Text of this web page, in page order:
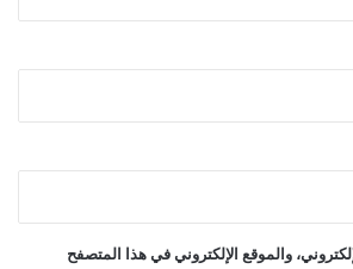
والموقع الإلكتروني في هذا المتصفح